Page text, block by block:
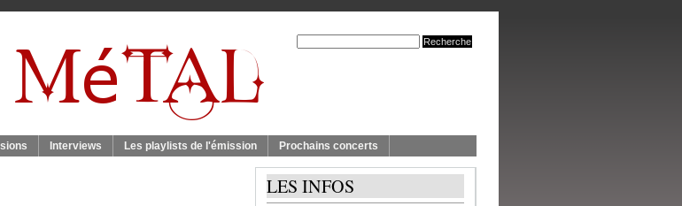
Interviews Les playlists de l'émission Prochains concerts
LES INFOS